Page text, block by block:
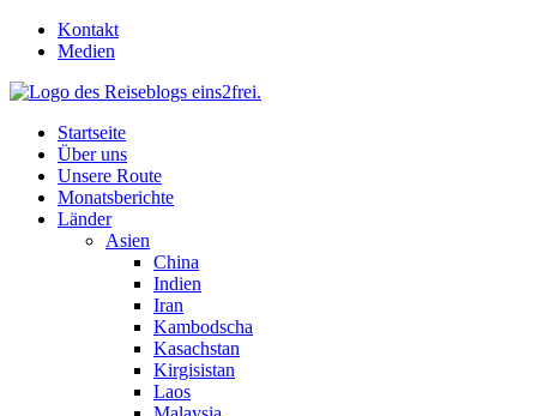
Skip
Kontakt
Medien
Startseite
Über uns
Unsere Route
Monatsberichte
Länder
Asien
China
Indien
Iran
Kambodscha
Kasachstan
Kirgisistan
Laos